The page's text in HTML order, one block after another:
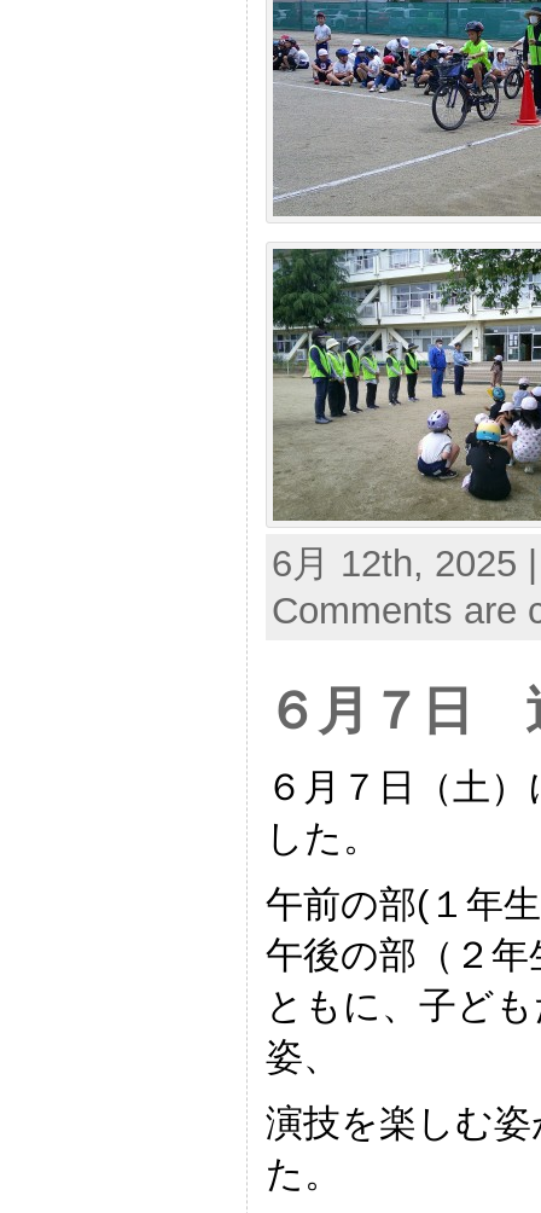
6月 12th, 2025
Comments are
６月７日
６月７日（土
した。
午前の部(１年
午後の部（２
ともに、子ど
姿、
演技を楽しむ
た。